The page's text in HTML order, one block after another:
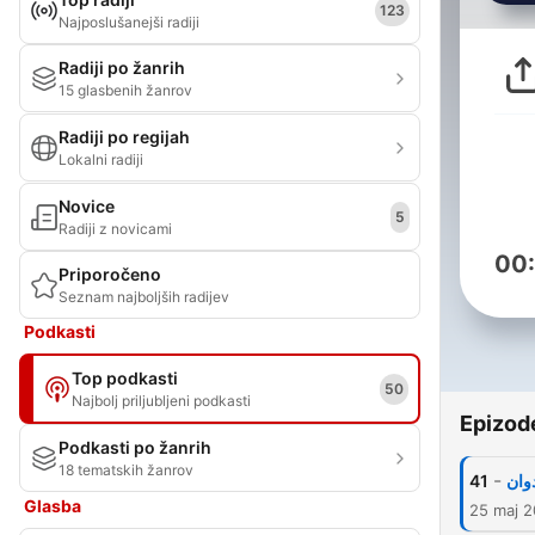
Najposlušanejši radiji
123
Radiji po žanrih
15 glasbenih žanrov
Radiji po regijah
Lokalni radiji
Novice
Radiji z novicami
5
Priporočeno
Seznam najboljših radijev
Podkasti
Top podkasti
Najbolj priljubljeni podkasti
50
Podkasti po žanrih
18 tematskih žanrov
Glasba
41 -
25 maj